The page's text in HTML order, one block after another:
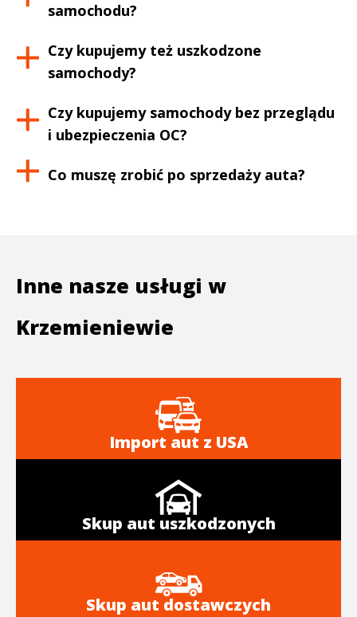
samochodu?
Czy kupujemy też uszkodzone
samochody?
Czy kupujemy samochody bez przeglądu
i ubezpieczenia OC?
Co muszę zrobić po sprzedaży auta?
Inne nasze usługi w
Krzemieniewie
Import aut z USA
Skup aut uszkodzonych
Skup aut dostawczych